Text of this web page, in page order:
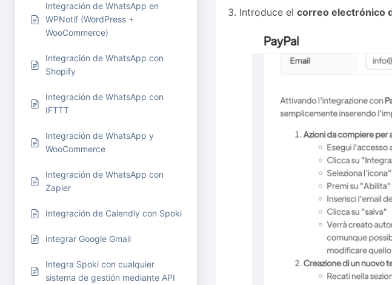
Integración de WhatsApp en
WPNotif (WordPress +
WooCommerce)
Integración de WhatsApp con
Shopify
Integración de WhatsApp con
IFTTT
Integración de WhatsApp y
WooCommerce
Integración de WhatsApp con
Zapier
Integración de Calendly con Spoki
integrar Google Gmail
Integra Spoki con cualquier
sistema de gestión mediante API
3. Introduce el correo electrónico